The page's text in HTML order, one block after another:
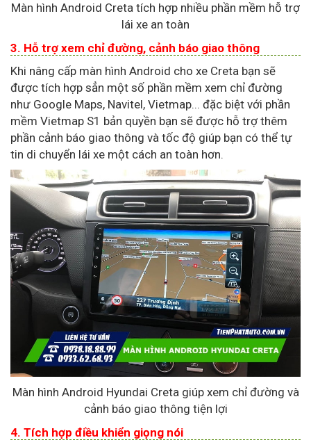
Màn hình Android Creta tích hợp nhiều phần mềm hỗ trợ
lái xe an toàn
3. Hỗ trợ xem chỉ đường, cảnh báo giao thông
Khi nâng cấp màn hình Android cho xe Creta bạn sẽ
được tích hợp sẳn một số phần mềm xem chỉ đường
như Google Maps, Navitel, Vietmap... đặc biệt với phần
mềm Vietmap S1 bản quyền bạn sẽ được hỗ trợ thêm
phần cảnh báo giao thông và tốc độ giúp bạn có thể tự
tin di chuyển lái xe một cách an toàn hơn.
Màn hình Android Hyundai Creta giúp xem chỉ đường và
cảnh báo giao thông tiện lợi
4. Tích hợp điều khiển giọng nói